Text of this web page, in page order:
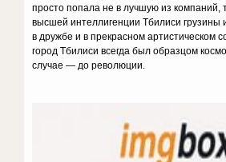
просто попала не в лучшую из компаний,
высшей интеллигенции Тбилиси грузины
в дружбе и в прекрасном артистическом
город Тбилиси всегда был образцом
случае — до революции.